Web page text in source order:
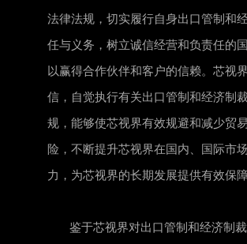
法律法规，切实履行自身出口管制和
任与义务，树立诚信经营和负责任的
以赢得合作伙伴和客户的信赖。芯视
信，自觉执行有关出口管制和经济制
规，能够使芯视界有效规避和减少贸
险，不断提升芯视界在国内、国际市
力，为芯视界的长期发展提供有效保障
鉴于芯视界对出口管制和经济制